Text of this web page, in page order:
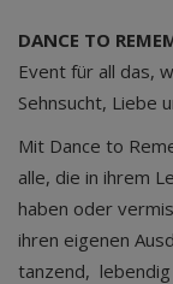
DANCE TO
Event für all das,
Sehnsucht, Liebe
Mit Dance to
alle, die in ihrem
haben oder
ihren eigenen
tanzend, lebendig